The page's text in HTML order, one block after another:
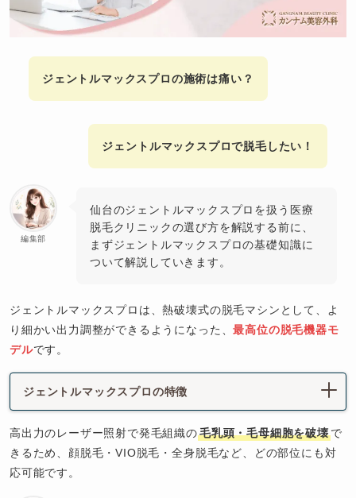
ジェントルマックスプロの施術は痛い？
ジェントルマックスプロで脱毛したい！
編集部
仙台のジェントルマックスプロを扱う医療
脱毛クリニックの選び方を解説する前に、
まずジェントルマックスプロの基礎知識に
ついて解説していきます。
ジェントルマックスプロは、熱破壊式の脱毛マシンとして、よ
り細かい出力調整ができるようになった、最高位の脱毛機器モ
デルです。
ジェントルマックスプロの特徴
高出力のレーザー照射で発毛組織の毛乳頭・毛母細胞を破壊で
きるため、顔脱毛・VIO脱毛・全身脱毛など、どの部位にも対
応可能です。